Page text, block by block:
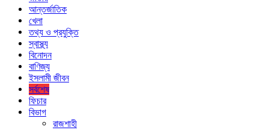
আন্তর্জাতিক
খেলা
তথ্য ও প্রযুক্তি
স্বাস্থ্য
বিনোদন
বাণিজ্য
ইসলামী জীবন
সর্বশেষ
ফিচার
বিভাগ
রাজশাহী